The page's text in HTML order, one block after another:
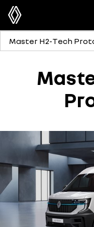
Master H2-Tech